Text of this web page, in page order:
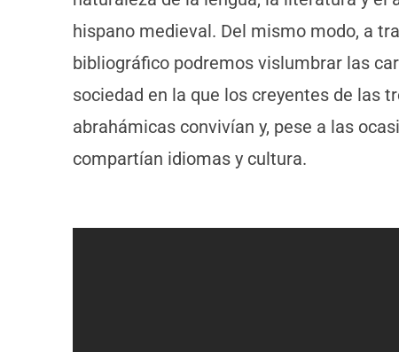
hispano medieval. Del mismo modo, a
bibliográfico podremos vislumbrar las
sociedad en la que los creyentes de las
abrahámicas convivían y, pese a las
compartían idiomas y cultura.